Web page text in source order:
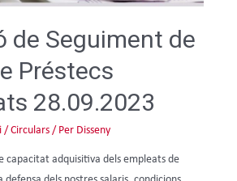
de Seguiment de
Préstecs
28.09.2023
/Circulars / Per Disseny
capacitat adquisitiva dels empleats de